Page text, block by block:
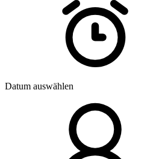
Datum auswählen